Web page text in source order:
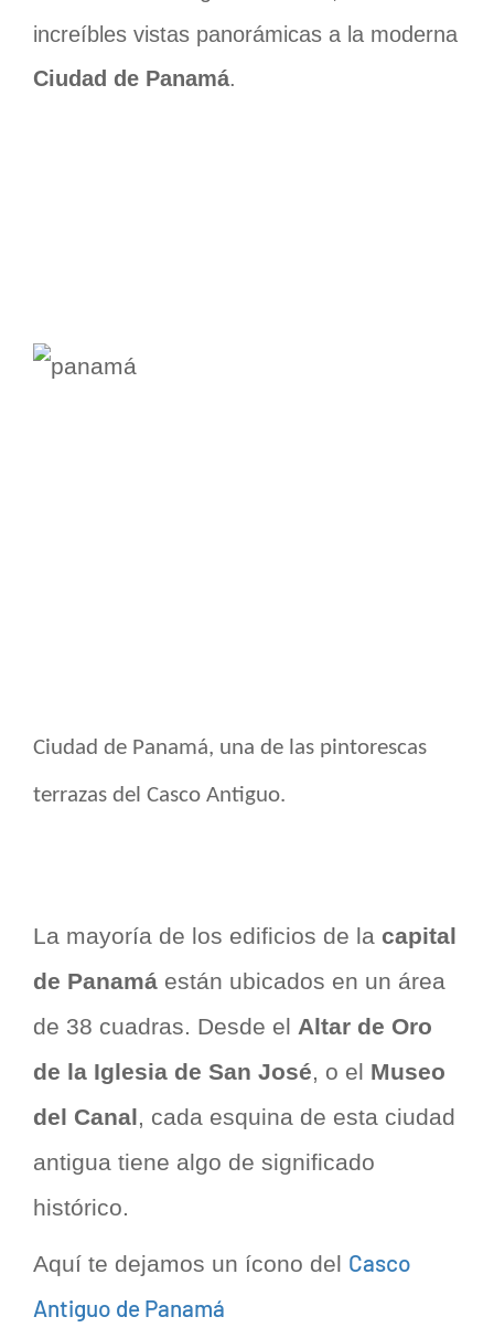
increíbles vistas panorámicas a la moderna
Ciudad de Panamá.
Ciudad de Panamá, una de las pintorescas
terrazas del Casco Antiguo.
La mayoría de los edificios de la capital
de Panamá están ubicados en un área
de 38 cuadras. Desde el Altar de Oro
de la Iglesia de San José, o el Museo
del Canal, cada esquina de esta ciudad
antigua tiene algo de significado
histórico.
Aquí te dejamos un ícono del Casco
Antiguo de Panamá